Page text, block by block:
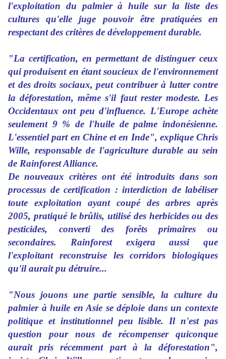
l'exploitation du palmier à huile sur la liste des
cultures qu'elle juge pouvoir être pratiquées en
respectant des critères de développement durable.
"La certification, en permettant de distinguer ceux
qui produisent en étant soucieux de l'environnement
et des droits sociaux, peut contribuer à lutter contre
la déforestation, même s'il faut rester modeste. Les
Occidentaux ont peu d'influence. L'Europe achète
seulement 9 % de l'huile de palme indonésienne.
L'essentiel part en Chine et en Inde", explique Chris
Wille, responsable de l'agriculture durable au sein
de Rainforest Alliance.
De nouveaux critères ont été introduits dans son
processus de certification : interdiction de labéliser
toute exploitation ayant coupé des arbres après
2005, pratiqué le brûlis, utilisé des herbicides ou des
pesticides, converti des forêts primaires ou
secondaires. Rainforest exigera aussi que
l'exploitant reconstruise les corridors biologiques
qu'il aurait pu détruire...
"Nous jouons une partie sensible, la culture du
palmier à huile en Asie se déploie dans un contexte
politique et institutionnel peu lisible. Il n'est pas
question pour nous de récompenser quiconque
aurait pris récemment part à la déforestation",